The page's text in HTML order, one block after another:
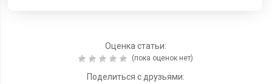
Оценка статьи:
(пока оценок нет)
Поделиться с друзьями: